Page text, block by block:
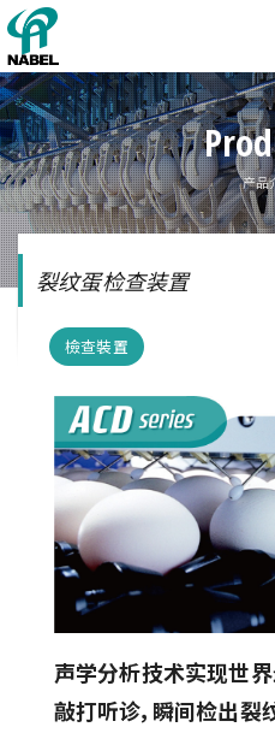
产品
裂纹蛋检查装置
檢查裝置
声学分析技术实现世
敲打听诊，瞬间检出裂